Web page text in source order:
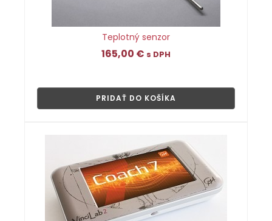
Teplotný senzor
165,00 € s DPH
PRIDAŤ DO KOŠÍKA